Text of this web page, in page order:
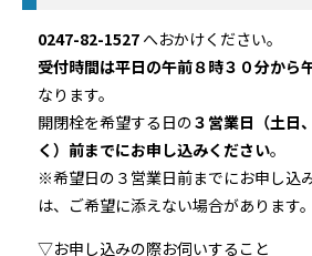
0247-82-1527 へおかけください。
受付時間は平日の午前８時３０分から
なります。
開閉栓を希望する日の３営業日（土日
く）前までにお申し込みください。
※希望日の３営業日前までにお申し込
は、ご希望に添えない場合があります。
▽お申し込みの際お伺いすること